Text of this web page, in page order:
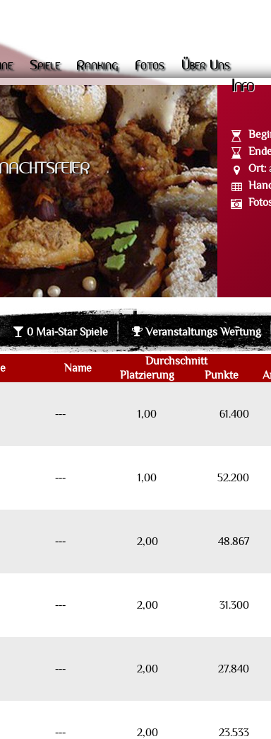
Spiele Ranking Fotos Über Uns
Info
Ort:
0 Mai-Star Spiele Veranstaltungs Wertung
Name
Durchschnitt
Platzierung
Punkte
--- 1,00 61.400
--- 1,00 52.200
--- 2,00 48.867
--- 2,00 31.300
--- 2,00 27.840
--- 2,00 23.533